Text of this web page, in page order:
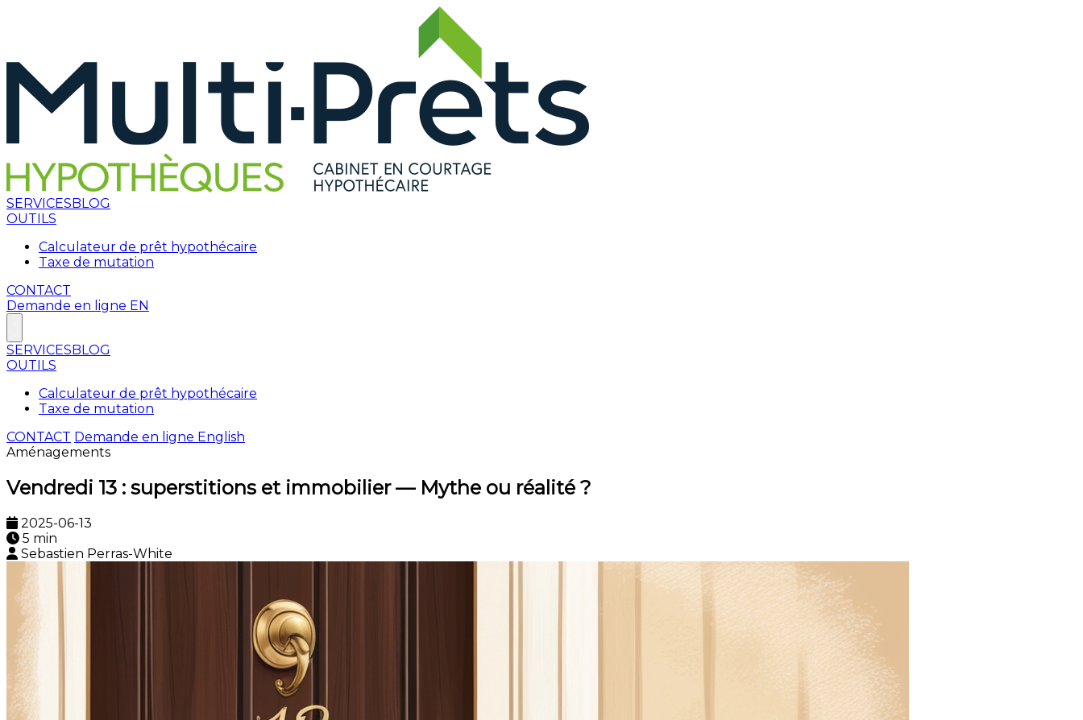
SERVICESBLOG
OUTILS
Calculateur de prêt hypothécaire
Taxe de mutation
CONTACT
Demande en ligne EN
SERVICESBLOG
OUTILS
Calculateur de prêt hypothécaire
Taxe de mutation
CONTACT Demande en ligne English
Aménagements
Vendredi 13 : superstitions et immobilier — Mythe ou réalité ?
2025-06-13
5 min
Sebastien Perras-White